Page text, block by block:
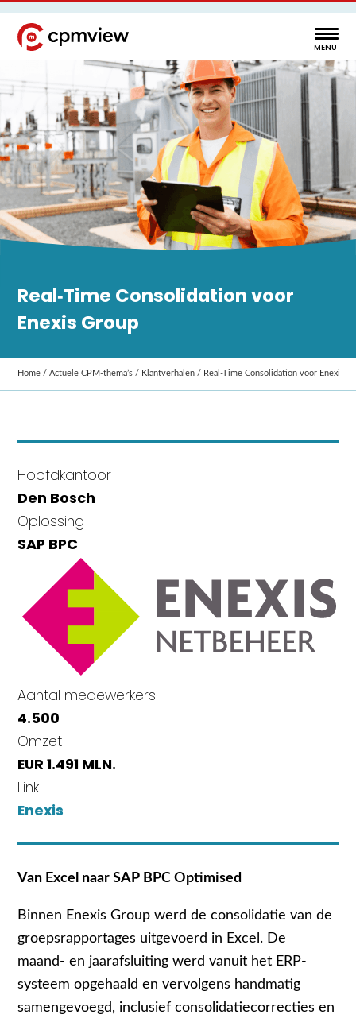
Real‑Time Consolidation voor
Enexis Group
Home /Actuele CPM-thema’s / Klantverhalen / Real‑Time Consolidation voor Enexis
Hoofdkantoor
Den Bosch
Oplossing
SAP BPC
Aantal medewerkers
4.500
Omzet
EUR 1.491 MLN.
Link
Enexis
Van Excel naar SAP BPC Optimised
Binnen Enexis Group werd de consolidatie van de
groepsrapportages uitgevoerd in Excel. De
maand‑ en jaarafsluiting werd vanuit het ERP-
systeem opgehaald en vervolgens handmatig
samengevoegd, inclusief consolidatiecorrecties en